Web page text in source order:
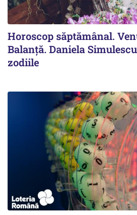
Horoscop săptămânal.
Balanță. Daniela
zodiile